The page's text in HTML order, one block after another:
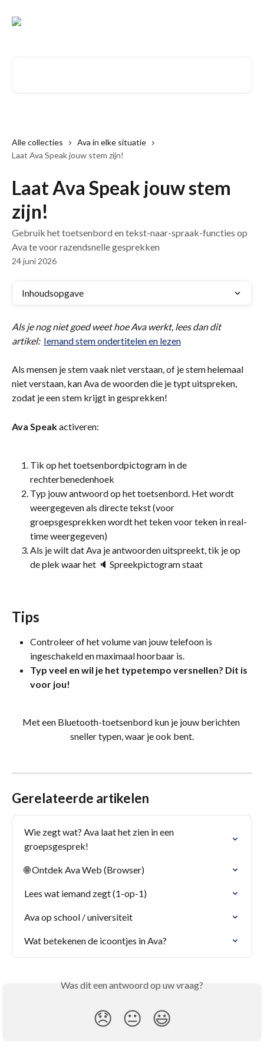
Alle collecties
Ava in elke situatie
Laat Ava Speak jouw stem zijn!
Laat Ava Speak jouw stem
zijn!
Gebruik het toetsenbord en tekst-naar-spraak-functies op
Ava te voor razendsnelle gesprekken
24 juni 2026
Inhoudsopgave
Als je nog niet goed weet hoe Ava werkt, lees dan dit
artikel: Iemand stem ondertitelen en lezen
Als mensen je stem vaak niet verstaan, of je stem helemaal
niet verstaan, kan Ava de woorden die je typt uitspreken,
zodat je een stem krijgt in gesprekken!
Ava Speak activeren:
Tik op het toetsenbordpictogram in de
rechterbenedenhoek
Typ jouw antwoord op het toetsenbord. Het wordt
weergegeven als directe tekst (voor
groepsgesprekken wordt het teken voor teken in real-
time weergegeven)
Als je wilt dat Ava je antwoorden uitspreekt, tik je op
de plek waar het 🔈 Spreekpictogram staat
Tips
Controleer of het volume van jouw telefoon is
ingeschakeld en maximaal hoorbaar is.
Typ veel en wil je het typetempo versnellen? Dit is
voor jou!
Met een Bluetooth-toetsenbord kun je jouw berichten
sneller typen, waar je ook bent.
Gerelateerde artikelen
Wie zegt wat? Ava laat het zien in een
groepsgesprek!
🌐 Ontdek Ava Web (Browser)
Lees wat iemand zegt (1-op-1)
Ava op school / universiteit
Wat betekenen de icoontjes in Ava?
Was dit een antwoord op uw vraag?
😞 😐 😃